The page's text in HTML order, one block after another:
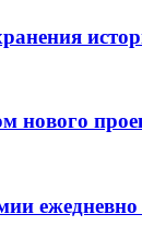
нового